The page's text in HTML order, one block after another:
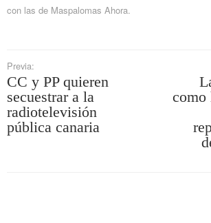
con las de Maspalomas Ahora.
Previa:
CC y PP quieren
secuestrar a la
radiotelevisión
pública canaria
como